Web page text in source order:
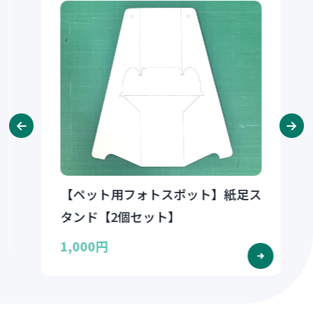
【ペット用フォトスポット】紙足ス
タンド【2個セット】
1,000円